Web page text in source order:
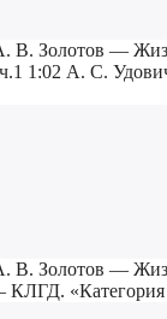
В. Золотов —
1:02 А. С.
В. Золотов —